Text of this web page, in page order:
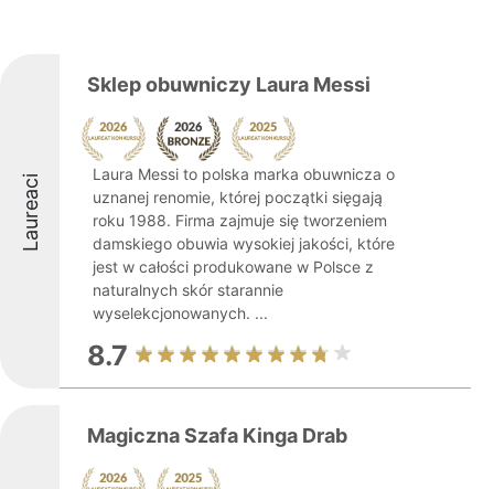
Laureaci
Sklep obuwniczy Laura Messi
Laura Messi to polska marka obuwnicza o
uznanej renomie, której początki sięgają
roku 1988. Firma zajmuje się tworzeniem
damskiego obuwia wysokiej jakości, które
jest w całości produkowane w Polsce z
naturalnych skór starannie
wyselekcjonowanych. ...
8.7
Magiczna Szafa Kinga Drab